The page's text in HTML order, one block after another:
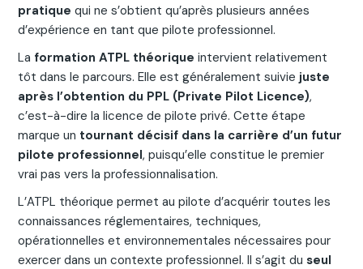
pratique qui ne s’obtient qu’après plusieurs années
d’expérience en tant que pilote professionnel.
La formation ATPL théorique intervient relativement
tôt dans le parcours. Elle est généralement suivie juste
après l’obtention du PPL (Private Pilot Licence),
c’est-à-dire la licence de pilote privé. Cette étape
marque un tournant décisif dans la carrière d’un futur
pilote professionnel, puisqu’elle constitue le premier
vrai pas vers la professionnalisation.
L’ATPL théorique permet au pilote d’acquérir toutes les
connaissances réglementaires, techniques,
opérationnelles et environnementales nécessaires pour
exercer dans un contexte professionnel. Il s’agit duseul